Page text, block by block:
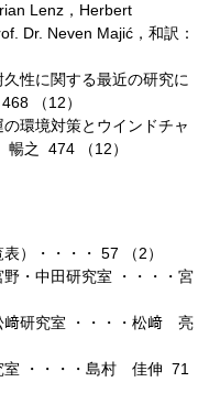
Lenz，Herbert
Dr. Neven Majić，和訳：
性に関する最近の研究に
（12）
環境対策とウインドチャ
之 474 （12）
）・・・・ 57 （2）
・中田研究室 ・・・・宮
研究室 ・・・・松﨑 亮
・・・・島村 佳伸 71